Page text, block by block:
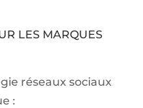
LES MARQUES
réseaux sociaux
: